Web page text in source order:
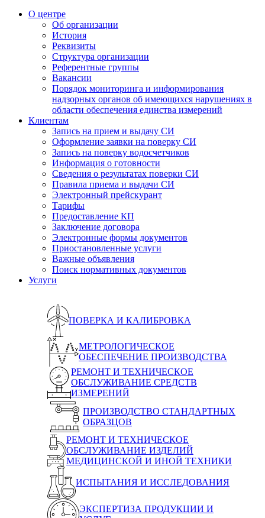
О центре
Об организации
История
Реквизиты
Структура организации
Референтные группы
Вакансии
Порядок мониторинга и информирования
надзорных органов об имеющихся нарушениях в
области обеспечения единства измерений
Клиентам
Запись на прием и выдачу СИ
Оформление заявки на поверку СИ
Запись на поверку водосчетчиков
Информация о готовности
Сведения о результатах поверки СИ
Правила приема и выдачи СИ
Электронный прейскурант
Тарифы
Предоставление КП
Заключение договора
Электронные формы документов
Приостановленные услуги
Важные объявления
Поиск нормативных документов
Услуги
ПОВЕРКА И КАЛИБРОВКА
МЕТРОЛОГИЧЕСКОЕ
ОБЕСПЕЧЕНИЕ ПРОИЗВОДСТВА
РЕМОНТ И ТЕХНИЧЕСКОЕ
ОБСЛУЖИВАНИЕ СРЕДСТВ
ИЗМЕРЕНИЙ
ПРОИЗВОДСТВО СТАНДАРТНЫХ
ОБРАЗЦОВ
РЕМОНТ И ТЕХНИЧЕСКОЕ
ОБСЛУЖИВАНИЕ ИЗДЕЛИЙ
МЕДИЦИНСКОЙ И ИНОЙ ТЕХНИКИ
ИСПЫТАНИЯ И ИССЛЕДОВАНИЯ
ЭКСПЕРТИЗА ПРОДУКЦИИ И